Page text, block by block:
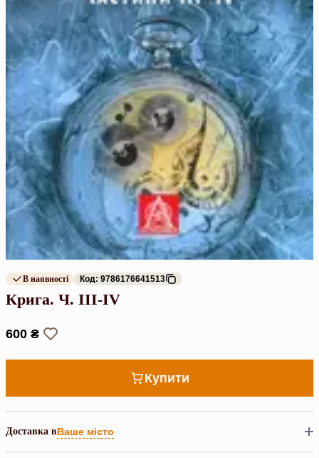
В наявності Код: 9786176641513
Крига. Ч. III-IV
600 ₴
Купити
Доставка вВаше місто